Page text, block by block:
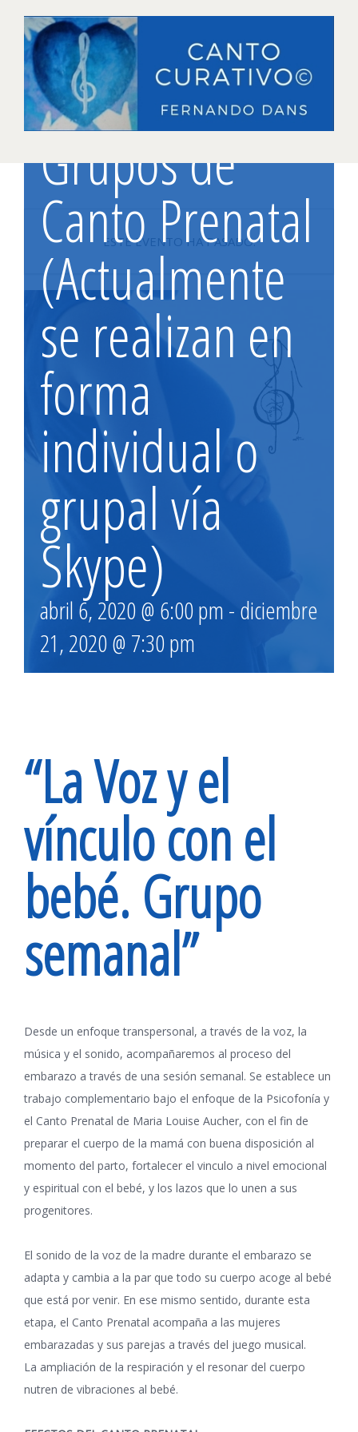
ESTE EVENTO HA PASADO.
Grupos de
Canto Prenatal
(Actualmente
se realizan en
forma
individual o
grupal vía
Skype)
abril 6, 2020 @ 6:00 pm-diciembre
21, 2020 @ 7:30 pm
“La Voz y el
vínculo con el
bebé. Grupo
semanal”
Desde un enfoque transpersonal, a través de la voz, la
música y el sonido, acompañaremos al proceso del
embarazo a través de una sesión semanal. Se establece un
trabajo complementario bajo el enfoque de la Psicofonía y
el Canto Prenatal de Maria Louise Aucher, con el fin de
preparar el cuerpo de la mamá con buena disposición al
momento del parto, fortalecer el vinculo a nivel emocional
y espiritual con el bebé, y los lazos que lo unen a sus
progenitores.
El sonido de la voz de la madre durante el embarazo se
adapta y cambia a la par que todo su cuerpo acoge al bebé
que está por venir. En ese mismo sentido, durante esta
etapa, el Canto Prenatal acompaña a las mujeres
embarazadas y sus parejas a través del juego musical.
La ampliación de la respiración y el resonar del cuerpo
nutren de vibraciones al bebé.